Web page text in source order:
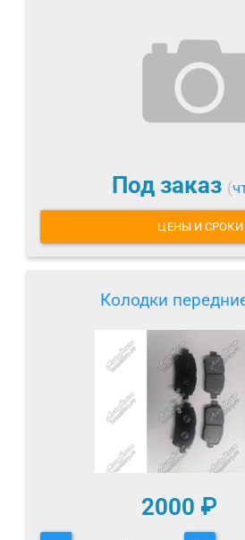
Под заказ (
ЦЕНЫ И СРОКИ
Колодки
2000 ₽